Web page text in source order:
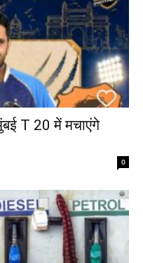
T 20 में मचाएंगे
0